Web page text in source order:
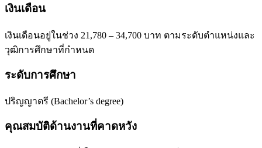
เงินเดือน
เงินเดือนอยู่ในช่วง 21,780 – 34,700 บาท ตามระดับตำแหน่งและ
วุฒิการศึกษาที่กำหนด
ระดับการศึกษา
ปริญญาตรี (Bachelor’s degree)
คุณสมบัติด้านงานที่คาดหวัง